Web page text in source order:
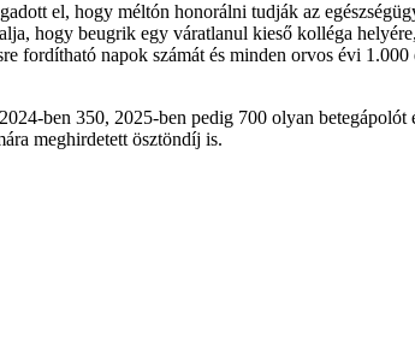
el, hogy méltón honorálni tudják az
hogy beugrik egy váratlanul kieső kolléga
fordítható napok számát és minden orvos évi
ben 350, 2025-ben pedig 700 olyan
meghirdetett ösztöndíj is.